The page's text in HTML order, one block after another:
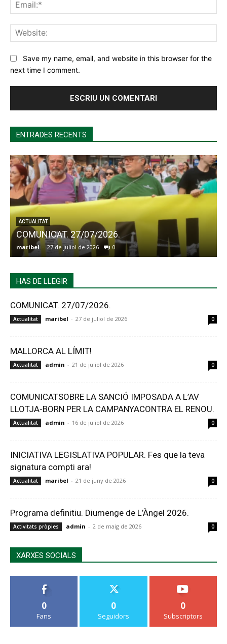
Save my name, email, and website in this browser for the
next time I comment.
ENTRADES RECENTS
ACTUALITAT
COMUNICAT. 27/07/2026.
maribel - 27 de juliol de 2026 0
HAS DE LLEGIR
COMUNICAT. 27/07/2026.
Actualitat maribel - 27 de juliol de 2026 0
MALLORCA AL LÍMIT!
Actualitat admin - 21 de juliol de 2026 0
COMUNICATSOBRE LA SANCIÓ IMPOSADA A L’AV
LLOTJA-BORN PER LA CAMPANYACONTRA EL RENOU.
Actualitat admin - 16 de juliol de 2026 0
INICIATIVA LEGISLATIVA POPULAR. Fes que la teva
signatura compti ara!
Actualitat maribel - 21 de juny de 2026 0
Programa definitiu. Diumenge de L’Àngel 2026.
Activitats pròpies admin - 2 de maig de 2026 0
XARXES SOCIALS
0
Fans
0
Seguidors
0
Subscriptors